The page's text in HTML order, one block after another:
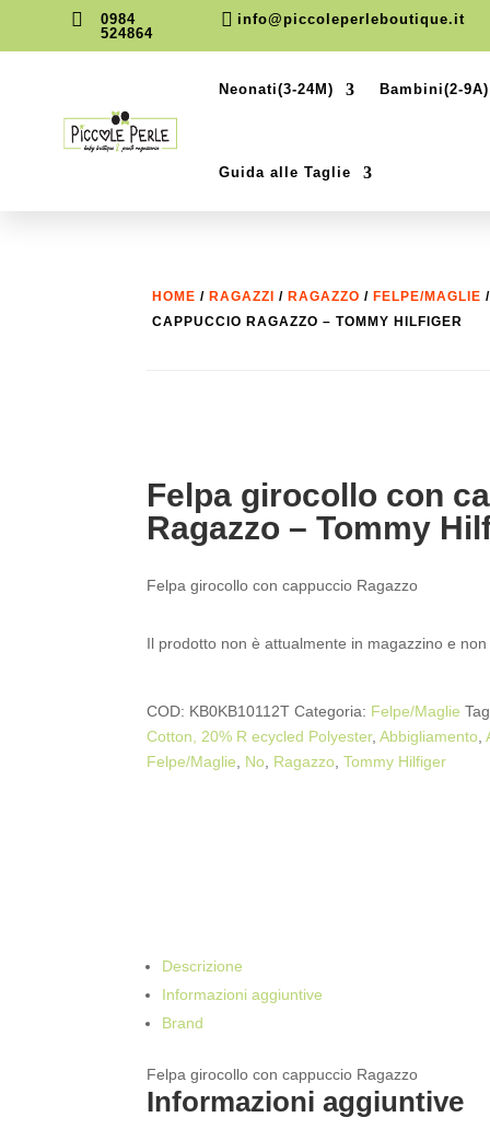

0984
524864
 info@piccoleperleboutique.it
Neonati(3-24M) Bambini(2-9A)
Guida alle Taglie
HOME /RAGAZZI /RAGAZZO /FELPE/MAGLIE
CAPPUCCIO RAGAZZO – TOMMY HILFIGER
Felpa girocollo con
Ragazzo – Tommy
Felpa girocollo con cappuccio Ragazzo
Il prodotto non è attualmente in magazzino e
COD: KB0KB10112T Categoria: Felpe/Maglie
Cotton, 20% R ecycled Polyester,Abbigliamento,
Felpe/Maglie, No, Ragazzo,Tommy Hilfiger
Descrizione
Informazioni aggiuntive
Brand
Felpa girocollo con cappuccio Ragazzo
Informazioni aggiuntive